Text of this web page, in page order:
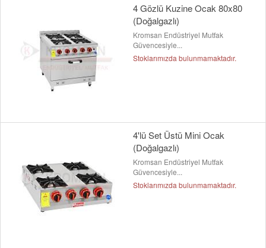
4 Gözlü Kuzine Ocak 80x80
(Doğalgazlı)
Kromsan Endüstriyel Mutfak
Güvencesiyle...
Stoklarımızda bulunmamaktadır.
4'lü Set Üstü Mini Ocak
(Doğalgazlı)
Kromsan Endüstriyel Mutfak
Güvencesiyle...
Stoklarımızda bulunmamaktadır.